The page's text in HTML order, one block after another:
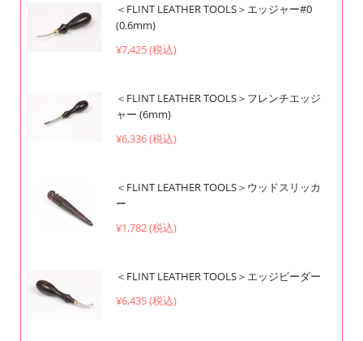
＜FLINT LEATHER TOOLS＞エッジャー#0
(0.6mm)
¥7,425 (税込)
＜FLINT LEATHER TOOLS＞フレンチエッジ
ャー (6mm)
¥6,336 (税込)
＜FLINT LEATHER TOOLS＞ウッドスリッカ
ー
¥1,782 (税込)
＜FLINT LEATHER TOOLS＞エッジビーダー
¥6,435 (税込)